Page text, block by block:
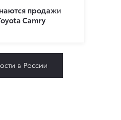
продажи
Camry
в России